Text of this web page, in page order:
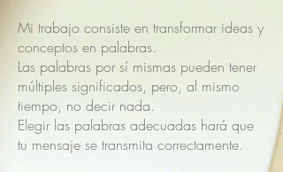
Mi trabajo consiste en transformar ideas y
conceptos en palabras.
Las palabras por sí mismas pueden tener
múltiples significados, pero, al mismo
tiempo, no decir nada.
Elegir las palabras adecuadas hará que
tu mensaje se transmita correctamente.